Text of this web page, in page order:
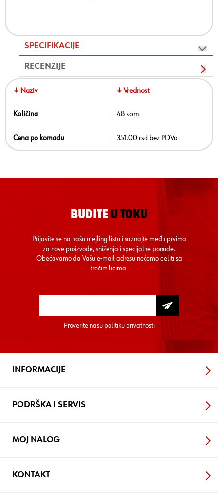
SPECIFIKACIJE
RECENZIJE
↓ Naziv ↓ Vrednost
Količina 48 kom.
Cena po komadu 351,00 rsd bez PDVa
BUDITE U TOKU
Prijavite se na našu mejling listu i saznajte među prvima
za nove proizvode, sniženja i specijalne ponude.
Obećavamo da Vašu e-mail adresu nećemo deliti sa
trećim licima.
Proverite nasu politiku privatnosti
INFORMACIJE
PODRŠKA I SERVIS
MOJ NALOG
KONTAKT